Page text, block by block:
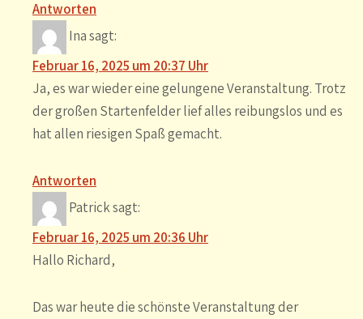
Antworten
Inasagt:
Februar 16, 2025 um 20:37 Uhr
Ja, es war wieder eine gelungene Veranstaltung. Trotz
der großen Startenfelder lief alles reibungslos und es
hat allen riesigen Spaß gemacht.
Antworten
Patricksagt:
Februar 16, 2025 um 20:36 Uhr
Hallo Richard,
Das war heute die schönste Veranstaltung der